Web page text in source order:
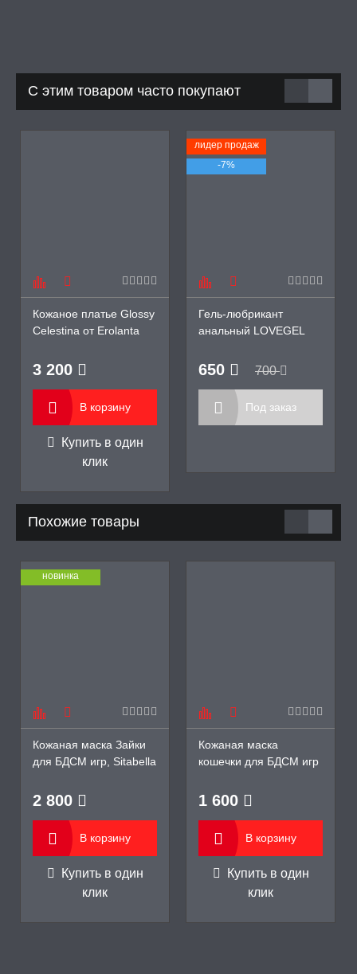
С этим товаром часто покупают
Кожаное платье Glossy
Celestina от Erolanta
3 200
В корзину
Купить в один
клик
лидер продаж
-7%
Гель-любрикант
анальный LOVEGEL
650 700
Под заказ
Похожие товары
новинка
Кожаная маска Зайки
для БДСМ игр, Sitabella
2 800
В корзину
Купить в один
клик
Кожаная маска
кошечки для БДСМ игр
1 600
В корзину
Купить в один
клик